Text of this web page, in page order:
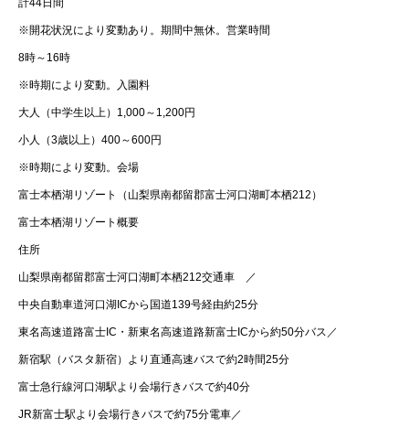
計44日間
※開花状況により変動あり。期間中無休。営業時間
8時～16時
※時期により変動。入園料
大人（中学生以上）1,000～1,200円
小人（3歳以上）400～600円
※時期により変動。会場
富士本栖湖リゾート（山梨県南都留郡富士河口湖町本栖212）
富士本栖湖リゾート概要
住所
山梨県南都留郡富士河口湖町本栖212交通車 ／
中央自動車道河口湖ICから国道139号経由約25分
東名高速道路富士IC・新東名高速道路新富士ICから約50分バス／
新宿駅（バスタ新宿）より直通高速バスで約2時間25分
富士急行線河口湖駅より会場行きバスで約40分
JR新富士駅より会場行きバスで約75分電車／